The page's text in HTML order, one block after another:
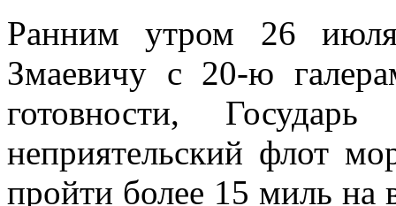
Ранним утром 26 июля
Змаевичу с 20-ю
готовности,
неприятельский флот
пройти более 15 миль на